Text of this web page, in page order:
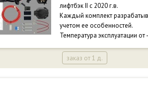
лифтбэк II с 2020 г.в.
Каждый комплект
учетом ее особенностей.
Температура эксплуатации от
заказ от 1 д.